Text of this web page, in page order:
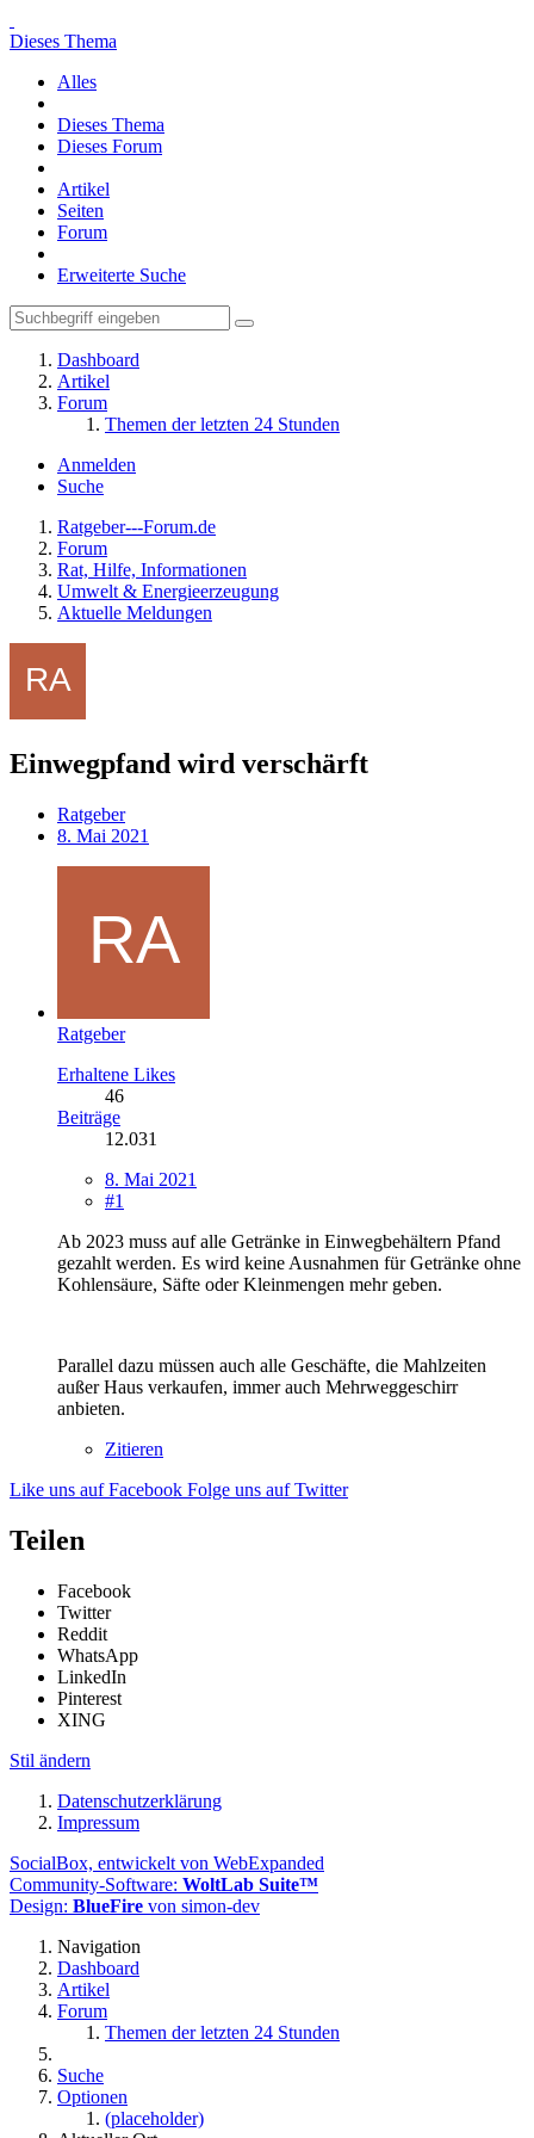
Dieses Thema
Alles
Dieses Thema
Dieses Forum
Artikel
Seiten
Forum
Erweiterte Suche
Dashboard
Artikel
Forum
Themen der letzten 24 Stunden
Anmelden
Suche
Ratgeber---Forum.de
Forum
Rat, Hilfe, Informationen
Umwelt & Energieerzeugung
Aktuelle Meldungen
Einwegpfand wird verschärft
Ratgeber
8. Mai 2021
Ratgeber
Erhaltene Likes
46
Beiträge
12.031
8. Mai 2021
#1
Ab 2023 muss auf alle Getränke in Einwegbehältern Pfand
gezahlt werden. Es wird keine Ausnahmen für Getränke ohne
Kohlensäure, Säfte oder Kleinmengen mehr geben.
Parallel dazu müssen auch alle Geschäfte, die Mahlzeiten
außer Haus verkaufen, immer auch Mehrweggeschirr
anbieten.
Zitieren
Like uns auf Facebook Folge uns auf Twitter
Teilen
Facebook
Twitter
Reddit
WhatsApp
LinkedIn
Pinterest
XING
Stil ändern
Datenschutzerklärung
Impressum
SocialBox, entwickelt von WebExpanded
Community-Software: WoltLab Suite™
Design: BlueFire von simon-dev
Navigation
Dashboard
Artikel
Forum
Themen der letzten 24 Stunden
Suche
Optionen
(placeholder)